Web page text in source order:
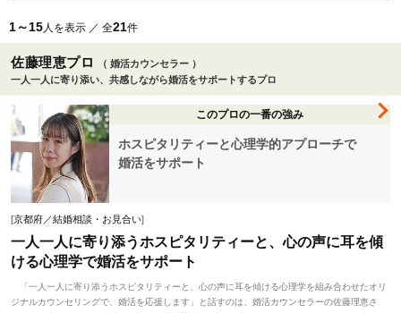
1～15人を表示 ／ 全21件
佐藤理恵プロ
（ 婚活カウンセラー ）
一人一人に寄り添い、共感しながら婚活をサポートするプロ
このプロの一番の強み
ホスピタリティーと心理学的アプローチで
婚活をサポート
[京都府／結婚相談・お見合い]
一人一人に寄り添うホスピタリティーと、心の声に耳を傾
ける心理学で婚活をサポート
「一人一人に寄り添うホスピタリティーと、心の声に耳を傾ける心理学を組み合わせたオリ
ジナルカウンセリングで、婚活を応援します」と話すのは、婚活カウンセラーの佐藤理恵さ